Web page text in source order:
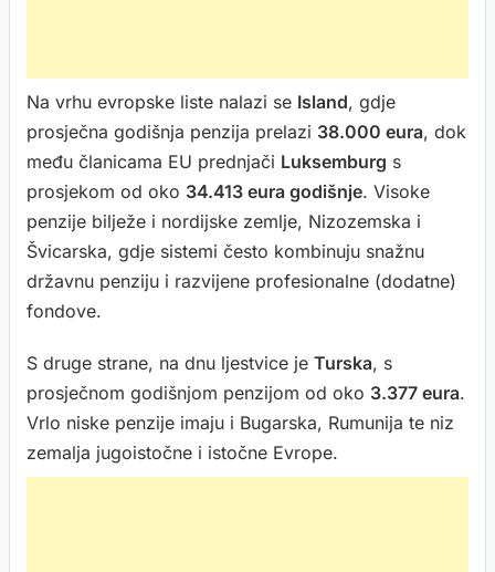
Na vrhu evropske liste nalazi se Island, gdje
prosječna godišnja penzija prelazi 38.000 eura, dok
među članicama EU prednjači Luksemburg s
prosjekom od oko 34.413 eura godišnje. Visoke
penzije bilježe i nordijske zemlje, Nizozemska i
Švicarska, gdje sistemi često kombinuju snažnu
državnu penziju i razvijene profesionalne (dodatne)
fondove.
S druge strane, na dnu ljestvice je Turska, s
prosječnom godišnjom penzijom od oko 3.377 eura.
Vrlo niske penzije imaju i Bugarska, Rumunija te niz
zemalja jugoistočne i istočne Evrope.